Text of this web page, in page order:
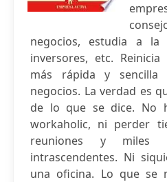
negocios, estudia a la
inversores, etc.
más rápida y
negocios. La verdad es
de lo que se dice. No
workaholic, ni perder
reuniones y miles
intrascendentes. Ni
una oficina. Lo que se